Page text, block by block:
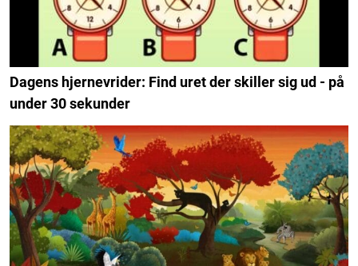
Dagens hjernevrider: Find uret der skiller sig ud - på
under 30 sekunder